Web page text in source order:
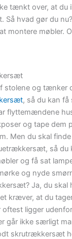
tænkt over, at du
Så hvad gør du
montere møbler.
stolene og tænker
, så du kan
flyttemændene
og tape dem
Men du skal
så du
og få sat
og nyde
Ja, du skal
kræver, at du
ligger
går ikke særligt
skrutrækkersæt